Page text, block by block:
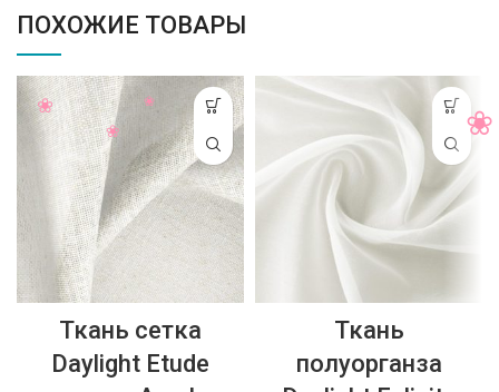
ПОХОЖИЕ ТОВАРЫ
Ткань сетка
Daylight Etude
Ткань
полуорганза